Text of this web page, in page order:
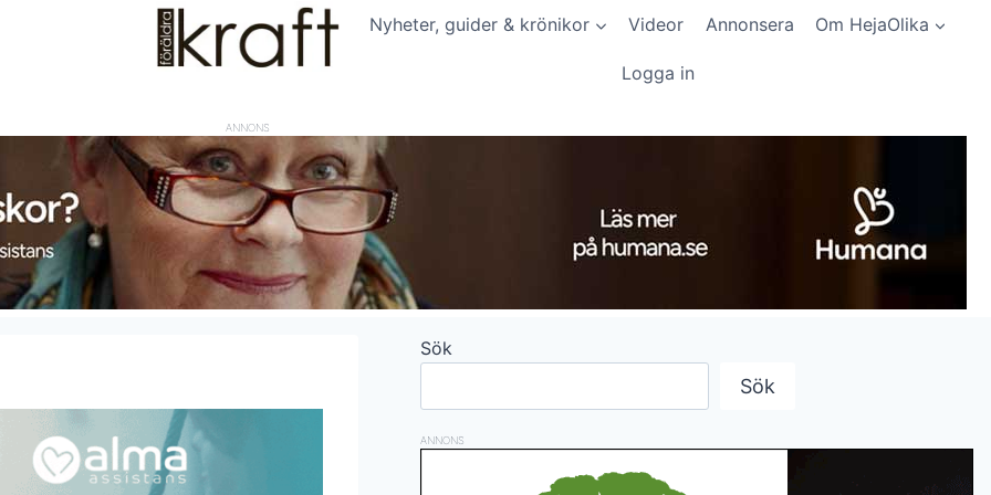
Nyheter, guider & krönikor Videor Annonsera Om HejaOlika
Logga in
ANNONS
Sök
Sök
ANNONS